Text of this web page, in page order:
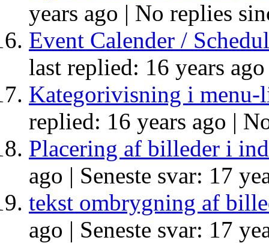
years ago | No replies
Event Calender /
last replied: 16 years
Kategorivisning i
replied: 16 years ago |
Placering af billeder i
ago | Seneste svar: 17
tekst ombrygning af
ago | Seneste svar: 17